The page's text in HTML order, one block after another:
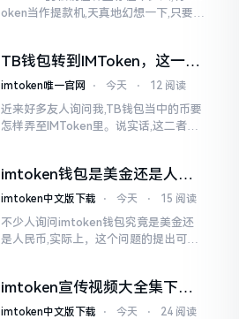
oken当作提款机,天真地幻想一下,只要把
TB钱包转到IMToken，这一步
别走错
imtoken唯一官网 ⋅ 今天 ⋅ 12 阅读
近来好多友人询问我,TB钱包当中的币要
怎样弄至IMToken里。说实话,这二者皆
就迷糊了
imtoken钱包是美金还是人民
币？其实它是个“多面手”
imtoken中文版下载 ⋅ 今天 ⋅ 15 阅读
不少人询问imtoken钱包究竟是美金还
是人民币,实际上，这个问题的提出可谓
一个“钱包”而已
imtoken宣传视频大全集下
载，新手看完就懂怎么用
imtoken中文版下载 ⋅ 今天 ⋅ 24 阅读